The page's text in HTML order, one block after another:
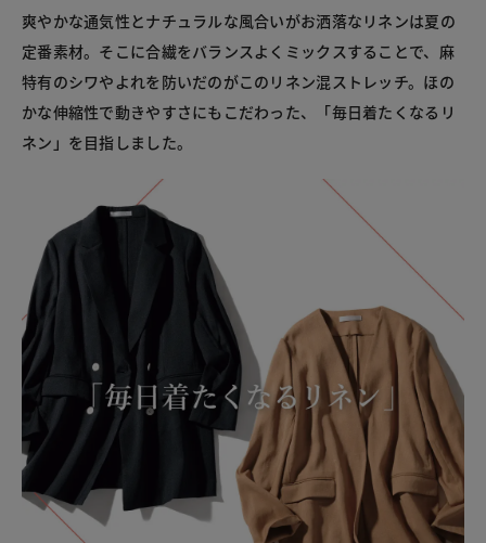
爽やかな通気性とナチュラルな風合いがお洒落なリネンは夏の
定番素材。そこに合繊をバランスよくミックスすることで、麻
特有のシワやよれを防いだのがこのリネン混ストレッチ。ほの
かな伸縮性で動きやすさにもこだわった、「毎日着たくなるリ
ネン」を目指しました。